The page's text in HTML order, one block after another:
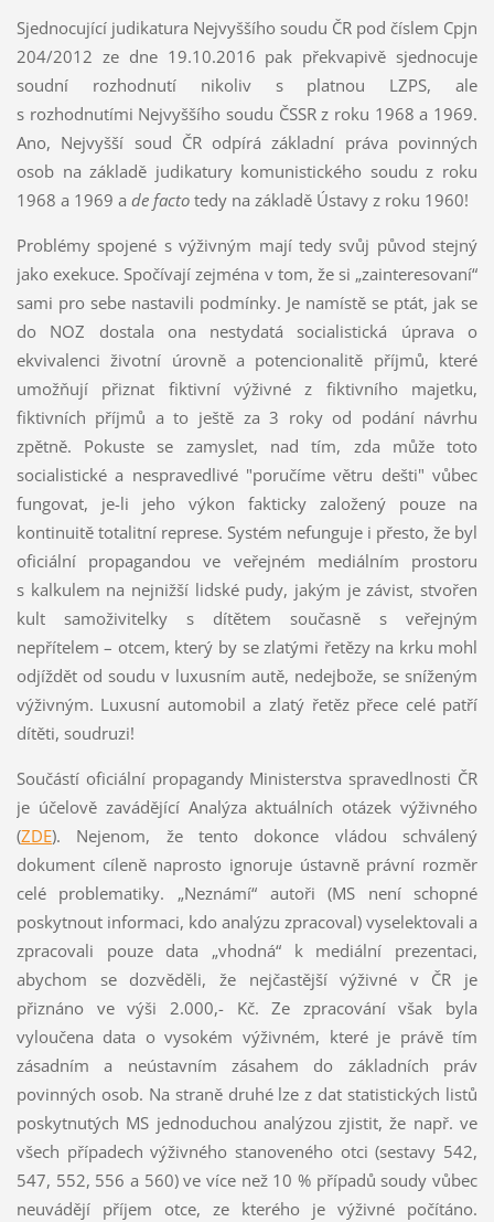
Sjednocující judikatura Nejvyššího soudu ČR pod číslem Cpjn
204/2012 ze dne 19.10.2016 pak překvapivě sjednocuje
soudní rozhodnutí nikoliv s platnou LZPS, ale
s rozhodnutími Nejvyššího soudu ČSSR z roku 1968 a 1969.
Ano, Nejvyšší soud ČR odpírá základní práva povinných
osob na základě judikatury komunistického soudu z roku
1968 a 1969 a de factotedy na základě Ústavy z roku 1960!
Problémy spojené s výživným mají tedy svůj původ stejný
jako exekuce. Spočívají zejména v tom, že si „zainteresovaní“
sami pro sebe nastavili podmínky. Je namístě se ptát, jak se
do NOZ dostala ona nestydatá socialistická úprava o
ekvivalenci životní úrovně a potencionalitě příjmů, které
umožňují přiznat fiktivní výživné z fiktivního majetku,
fiktivních příjmů a to ještě za 3 roky od podání návrhu
zpětně. Pokuste se zamyslet, nad tím, zda může toto
socialistické a nespravedlivé "poručíme větru dešti" vůbec
fungovat, je-li jeho výkon fakticky založený pouze na
kontinuitě totalitní represe. Systém nefunguje i přesto, že byl
oficiální propagandou ve veřejném mediálním prostoru
s kalkulem na nejnižší lidské pudy, jakým je závist, stvořen
kult samoživitelky s dítětem současně s veřejným
nepřítelem – otcem, který by se zlatými řetězy na krku mohl
odjíždět od soudu v luxusním autě, nedejbože, se sníženým
výživným. Luxusní automobil a zlatý řetěz přece celé patří
dítěti, soudruzi!
Součástí oficiální propagandy Ministerstva spravedlnosti ČR
je účelově zavádějící Analýza aktuálních otázek výživného
(ZDE). Nejenom, že tento dokonce vládou schválený
dokument cíleně naprosto ignoruje ústavně právní rozměr
celé problematiky. „Neznámí“ autoři (MS není schopné
poskytnout informaci, kdo analýzu zpracoval) vyselektovali a
zpracovali pouze data „vhodná“ k mediální prezentaci,
abychom se dozvěděli, že nejčastější výživné v ČR je
přiznáno ve výši 2.000,- Kč. Ze zpracování však byla
vyloučena data o vysokém výživném, které je právě tím
zásadním a neústavním zásahem do základních práv
povinných osob. Na straně druhé lze z dat statistických listů
poskytnutých MS jednoduchou analýzou zjistit, že např. ve
všech případech výživného stanoveného otci (sestavy 542,
547, 552, 556 a 560) ve více než 10 % případů soudy vůbec
neuvádějí příjem otce, ze kterého je výživné počítáno.